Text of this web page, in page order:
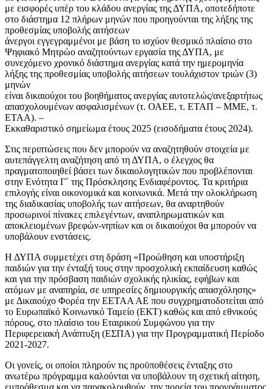
με εισφορές υπέρ του κλάδου ανεργίας της ΔΥΠΑ, οποτεδήποτε
στο διάστημα 12 πλήρων μηνών που προηγούνται της λήξης της
προθεσμίας υποβολής αιτήσεων
άνεργοι εγγεγραμμένοι με βάση το ισχύον θεσμικό πλαίσιο στο
Ψηφιακό Μητρώο αναζητούντων εργασία της ΔΥΠΑ, με
συνεχόμενο χρονικό διάστημα ανεργίας κατά την ημερομηνία
λήξης της προθεσμίας υποβολής αιτήσεων τουλάχιστον τριών (3)
μηνών
είναι δικαιούχοι του βοηθήματος ανεργίας αυτοτελώς/ανεξαρτήτως
απασχολουμένων ασφαλισμένων (τ. ΟΑΕΕ, τ. ΕΤΑΠ – ΜΜΕ, τ.
ΕΤΑΑ). –
Εκκαθαριστικό σημείωμα έτους 2025 (εισοδήματα έτους 2024).
Στις περιπτώσεις που δεν μπορούν να αναζητηθούν στοιχεία με
αυτεπάγγελτη αναζήτηση από τη ΔΥΠΑ, ο έλεγχος θα
πραγματοποιηθεί βάσει των δικαιολογητικών που προβλέπονται
στην Ενότητα Γ΄ της Πρόσκλησης Ενδιαφέροντος. Τα κριτήρια
επιλογής είναι οικονομικά και κοινωνικά. Μετά την ολοκλήρωση
της διαδικασίας υποβολής των αιτήσεων, θα αναρτηθούν
προσωρινοί πίνακες επιλεγέντων, αναπληρωματικών και
αποκλειομένων βρεφών-νηπίων και οι δικαιούχοι θα μπορούν να
υποβάλουν ενστάσεις.
Η ΔΥΠΑ συμμετέχει στη δράση «Προώθηση και υποστήριξη
παιδιών για την ένταξή τους στην προσχολική εκπαίδευση καθώς
και για την πρόσβαση παιδιών σχολικής ηλικίας, εφήβων και
ατόμων με αναπηρία, σε υπηρεσίες δημιουργικής απασχόλησης»
με Δικαιούχο Φορέα την ΕΕΤΑΑ ΑΕ που συγχρηματοδοτείται από
το Ευρωπαϊκό Κοινωνικό Ταμείο (ΕΚΤ) καθώς και από εθνικούς
πόρους, στο πλαίσιο του Εταιρικού Συμφώνου για την
Περιφερειακή Ανάπτυξη (ΕΣΠΑ) για την Προγραμματική Περίοδο
2021-2027.
Οι γονείς, οι οποίοι πληρούν τις προϋποθέσεις ένταξης στο
ανωτέρω πρόγραμμα καλούνται να υποβάλουν τη σχετική αίτηση,
εμπρόθεσμα και να παρακολουθούν, την πορεία του προγράμματος